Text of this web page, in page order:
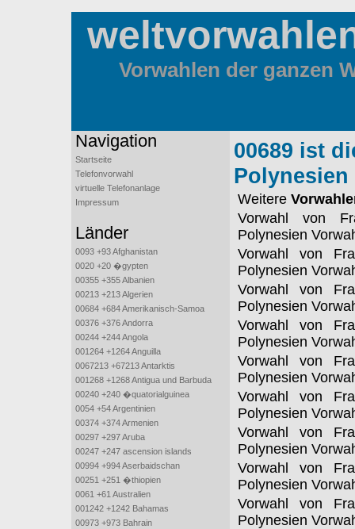
Vorwahlen der ganzen
Navigation
Startseite
Telefonvorwahl
virtuelle Telefonanlage
Impressum
Länder
0093 +93 Afghanistan
0020 +20 �gypten
00355 +355 Albanien
00213 +213 Algerien
00684 +684 Amerikanisch-Samoa
00376 +376 Andorra
00244 +244 Angola
001264 +1264 Anguilla
0067213 +67213 Antarktis
001268 +1268 Antigua und Barbuda
00240 +240 �quatorialguinea
0054 +54 Argentinien
00374 +374 Armenien
00297 +297 Aruba
00247 +247 ascension islands
00994 +994 Aserbaidschan
00251 +251 �thiopien
0061 +61 Australien
001242 +1242 Bahamas
00973 +973 Bahrain
00689 ist
Polynesien
Weitere
Vorwahl von
Polynesien
Vorwahl von
Polynesien
Vorwahl von
Polynesien
Vorwahl von
Polynesien
Vorwahl von
Polynesien
Vorwahl von
Polynesien
Vorwahl von
Polynesien
Vorwahl von
Polynesien
Vorwahl von
Polynesien